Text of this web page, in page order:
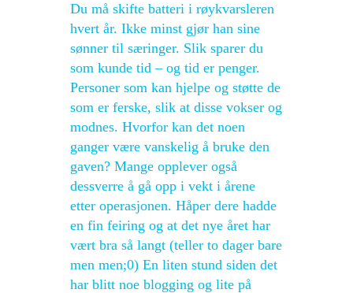
Du må skifte batteri i røykvarsleren
hvert år. Ikke minst gjør han sine
sønner til særinger. Slik sparer du
som kunde tid – og tid er penger.
Personer som kan hjelpe og støtte de
som er ferske, slik at disse vokser og
modnes. Hvorfor kan det noen
ganger være vanskelig å bruke den
gaven? Mange opplever også
dessverre å gå opp i vekt i årene
etter operasjonen. Håper dere hadde
en fin feiring og at det nye året har
vært bra så langt (teller to dager bare
men men;0) En liten stund siden det
har blitt noe blogging og lite på